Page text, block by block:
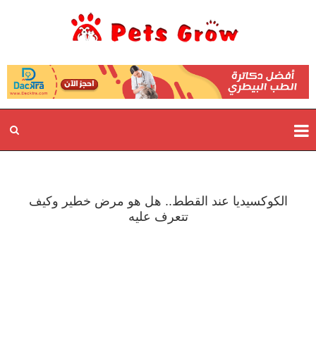
الكوكسيديا عند القطط.. هل هو مرض خطير وكيف
تتعرف عليه